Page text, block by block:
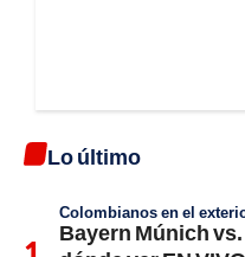
Lo último
Colombianos en el
Bayern Múnich